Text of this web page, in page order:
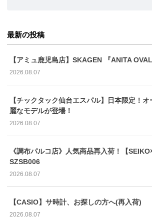
最新の投稿
【アミュ鹿児島店】SKAGEN 『ANITA
2026.08.07
【チックタック仙台エスパル】日本限定！
麗なモデルが登場！
2026.08.07
《調布パルコ店》人気商品再入荷！【
SZSB006
2026.08.07
【CASIO】サ時計、お探しの方へ(再入荷)
2026.08.07